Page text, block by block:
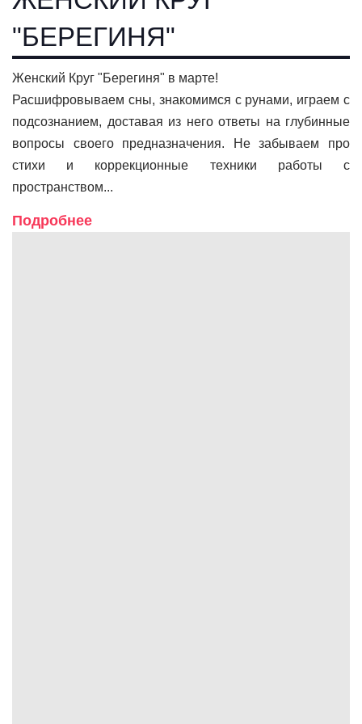
"БЕРЕГИНЯ"
Женский Круг "Берегиня" в марте!
Расшифровываем сны, знакомимся с рунами, играем с
подсознанием, доставая из него ответы на глубинные
вопросы своего предназначения. Не забываем про
стихи и коррекционные техники работы с
пространством...
Подробнее